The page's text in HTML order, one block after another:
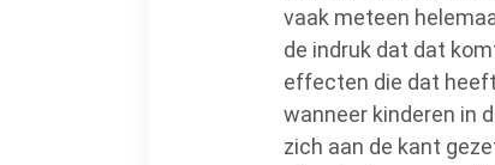
vaak meteen
de indruk dat dat
effecten die dat
wanneer kinderen in
zich aan de kant